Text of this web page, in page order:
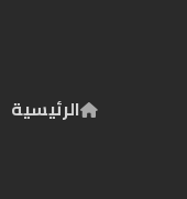
الرئيسية